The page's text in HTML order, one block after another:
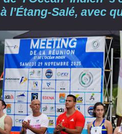
l’Étang-Salé, avec